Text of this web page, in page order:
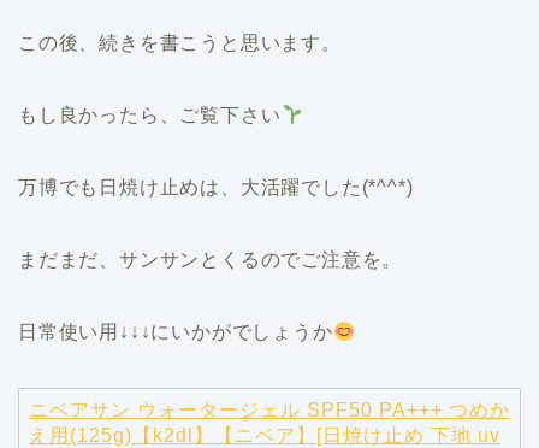
この後、続きを書こうと思います。
もし良かったら、ご覧下さい
万博でも日焼け止めは、大活躍でした(*^^*)
まだまだ、サンサンとくるのでご注意を。
日常使い用↓↓↓にいかがでしょうか
ニベアサン ウォータージェル SPF50 PA+++ つめか
え用(125g)【k2dl】【ニベア】[日焼け止め 下地 uv